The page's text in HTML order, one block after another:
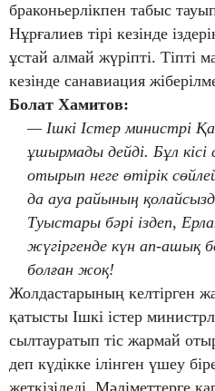
браконьерлікпен табыс
Нұрғалиев тірі кезінде
ұстай алмай жүріпті. Тіпті
кезінде санавиация
Болат Хамитов:
— Ішкі Істер министрі
ұшырмады дейді. Бұл
отырып неге өтірік
да ауа райының
Туыстары бәрі іздеп,
жүгіргенде күн ап-ашық
болған жоқ!
Жолдастарының келтірген
қатысты Ішкі істер
сылтауратып тіс жармай
деп күдікке ілінген үшеу